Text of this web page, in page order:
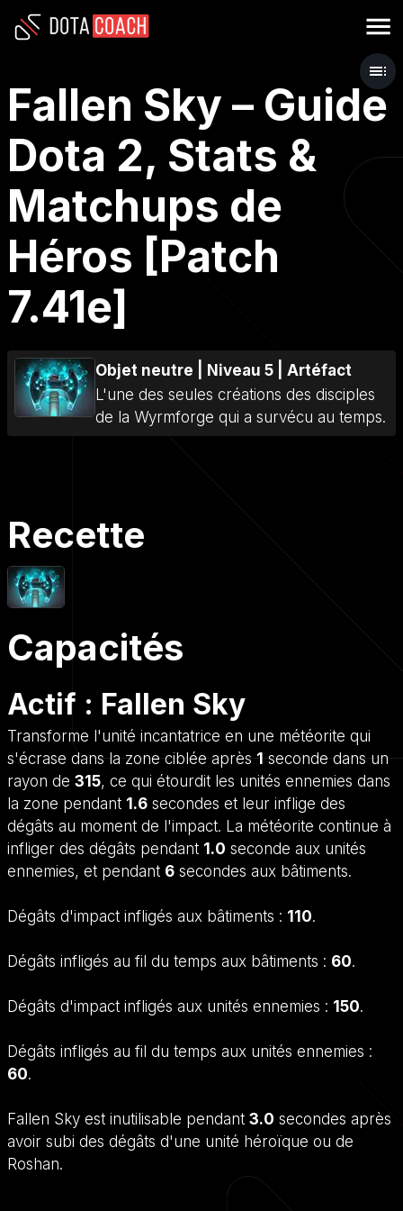
Fallen Sky – Guide
Dota 2, Stats &
Matchups de
Héros [Patch
7.41e]
Objet neutre Niveau 5
Artéfact
L'une des seules créations des disciples
de la Wyrmforge qui a survécu au temps.
Recette
Capacités
Actif : Fallen Sky
Transforme l'unité incantatrice en une météorite qui
s'écrase dans la zone ciblée après1seconde dans un
rayon de 315, ce qui étourdit les unités ennemies dans
la zone pendant 1.6 secondes et leur inflige des
dégâts au moment de l'impact. La météorite continue à
infliger des dégâts pendant 1.0 seconde aux unités
ennemies, et pendant 6 secondes aux bâtiments.
Dégâts d'impact infligés aux bâtiments : 110.
Dégâts infligés au fil du temps aux bâtiments : 60.
Dégâts d'impact infligés aux unités ennemies : 150.
Dégâts infligés au fil du temps aux unités ennemies :
60.
Fallen Sky est inutilisable pendant 3.0 secondes après
avoir subi des dégâts d'une unité héroïque ou de
Roshan.